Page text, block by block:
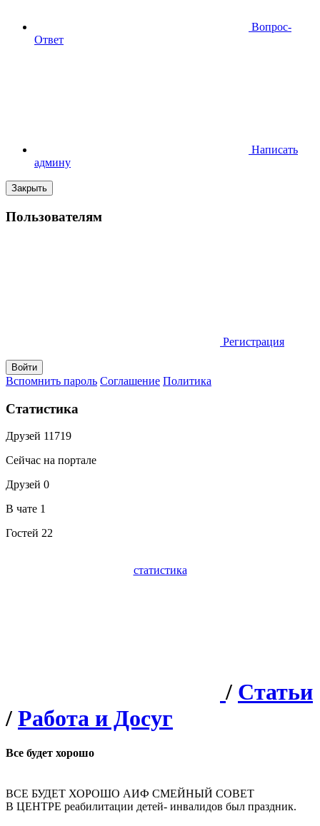
Вопрос-
Ответ
Написать
админу
Закрыть
Пользователям
Регистрация
Вспомнить пароль Соглашение Политика
Статистика
Друзей 11719
Сейчас на портале
Друзей 0
В чате 1
Гостей 22
статистика
/ Статьи
/ Работа и Досуг
Все будет хорошо
ВСЕ БУДЕТ ХОРОШО АИФ СМЕЙНЫЙ СОВЕТ
В ЦЕНТРЕ реабилитации детей- инвалидов был праздник.